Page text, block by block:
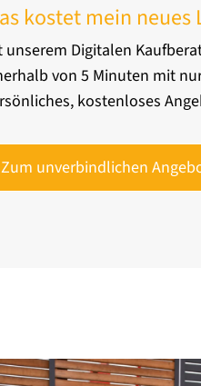
kostet mein neues
unserem Digitalen
von 5 Minuten mit
kostenloses
Zum unverbindlichen